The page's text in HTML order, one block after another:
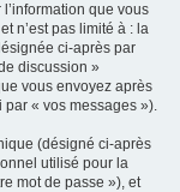
que vous
n’est pas limité à : la
ci-après par
discussion »
vous envoyez après
par « vos messages »).
(désigné ci-après
utilisé pour la
mot de passe »), et